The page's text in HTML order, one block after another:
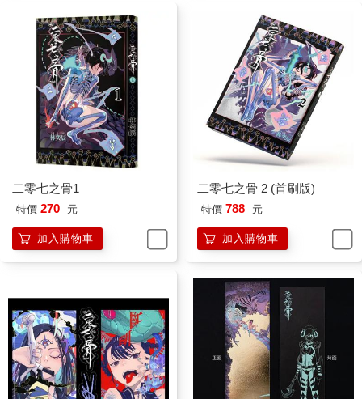
二零七之骨1
特價 270 元
加入購物車
二零七之骨 2 (首刷版)
特價 788 元
加入購物車